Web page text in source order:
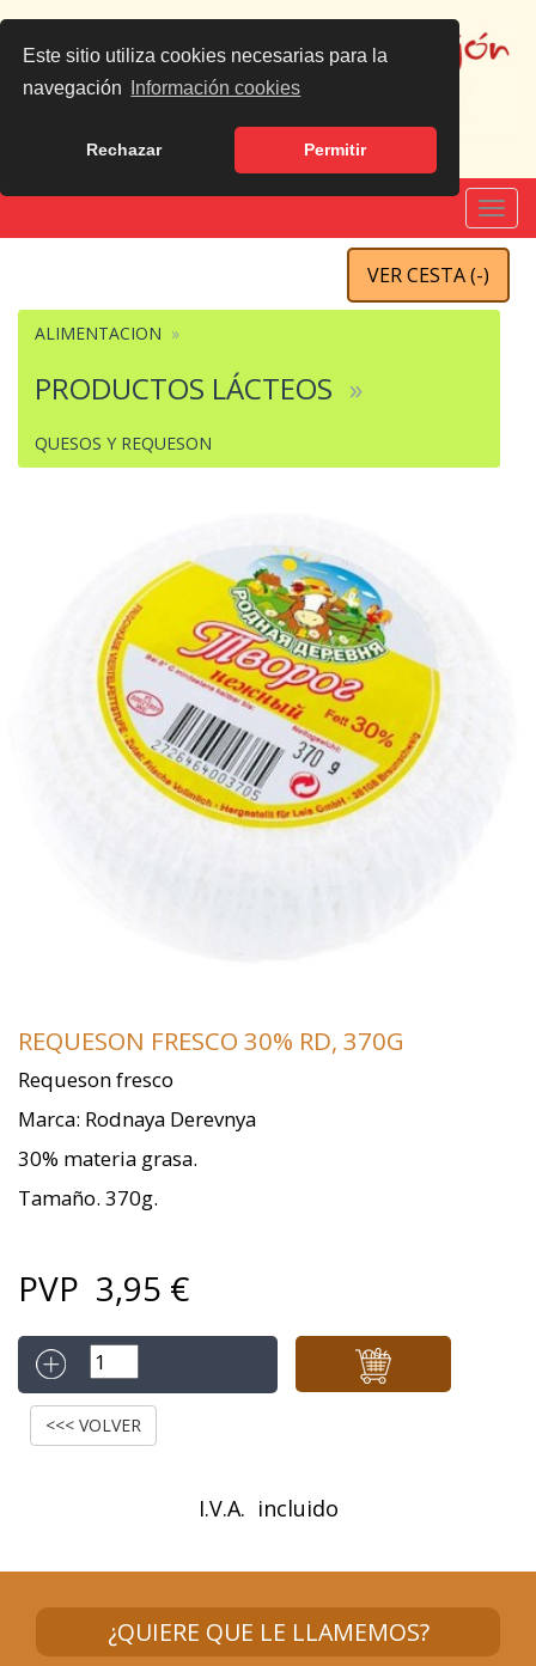
Este sitio utiliza cookies necesarias para la
navegación
Información cookies
Rechazar Permitir
|English
VER CESTA (-)
ALIMENTACION
PRODUCTOS LÁCTEOS
QUESOS Y REQUESON
REQUESON FRESCO 30% RD, 370G
Requeson fresco
Marca: Rodnaya Derevnya
30% materia grasa.
Tamaño. 370g.
PVP 3,95 €
<<< VOLVER
I.V.A. incluido
¿QUIERE QUE LE LLAMEMOS?